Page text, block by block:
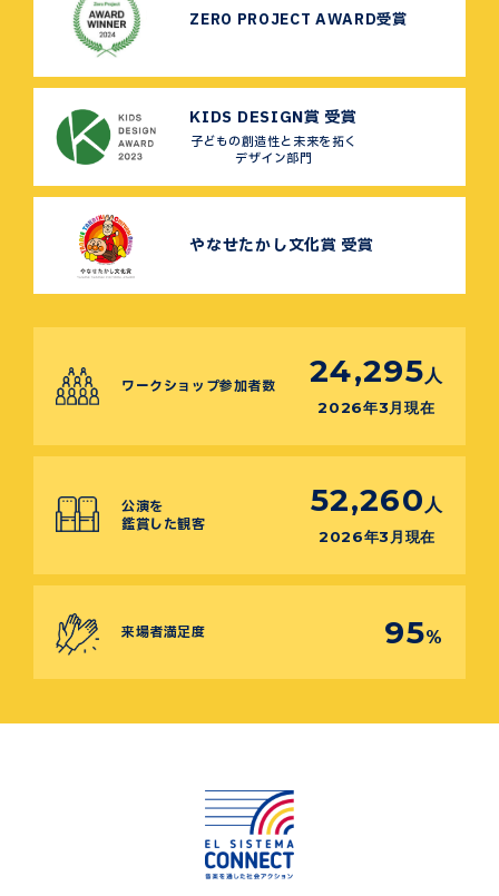
ZERO PROJECT AWARD受賞
KIDS DESIGN賞 受賞
子どもの創造性と未来を拓く
デザイン部門
やなせたかし文化賞 受賞
ワークショップ参加者数 24,295 人
2026年3月現在
公演を
鑑賞した観客
52,260 人
2026年3月現在
来場者満足度 95%